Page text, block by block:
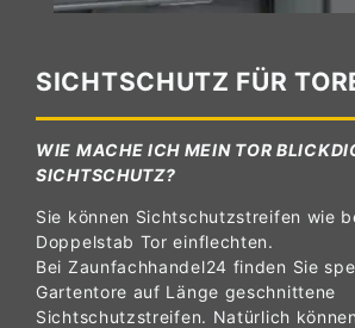
SICHTSCHUTZ FÜR
WIE MACHE ICH MEIN TOR
SICHTSCHUTZ?
Sie können Sichtschutzstreifen wie
Doppelstab Tor einflechten.
Bei Zaunfachhandel24 finden Sie
Gartentore auf Länge geschnittene
Sichtschutzstreifen. Natürlich